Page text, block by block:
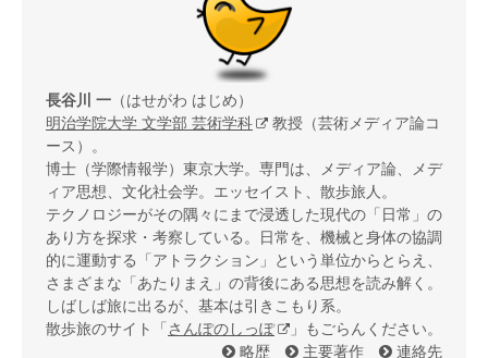
長谷川 一 （はせがわ はじめ）
明治学院大学 文学部 芸術学科
教授（芸術メディア論コ
ース）。
博士（学際情報学）東京大学。専門は、メディア論、メデ
ィア思想、文化社会学。エッセイスト、散歩旅人。
テクノロジーがその隅々にまで浸透した現代の「日常」の
あり方を探求・考察している。日常を、機械と身体の協調
的に運動する「アトラクション」という単位からとらえ、
さまざまな「あたりまえ」の背後にある思想を読み解く。
しばしば旅に出るが、基本は引きこもり系。
散歩旅のサイト「 さんぽのしっぽ
」もごらんください。
略歴
主要著作 連絡先